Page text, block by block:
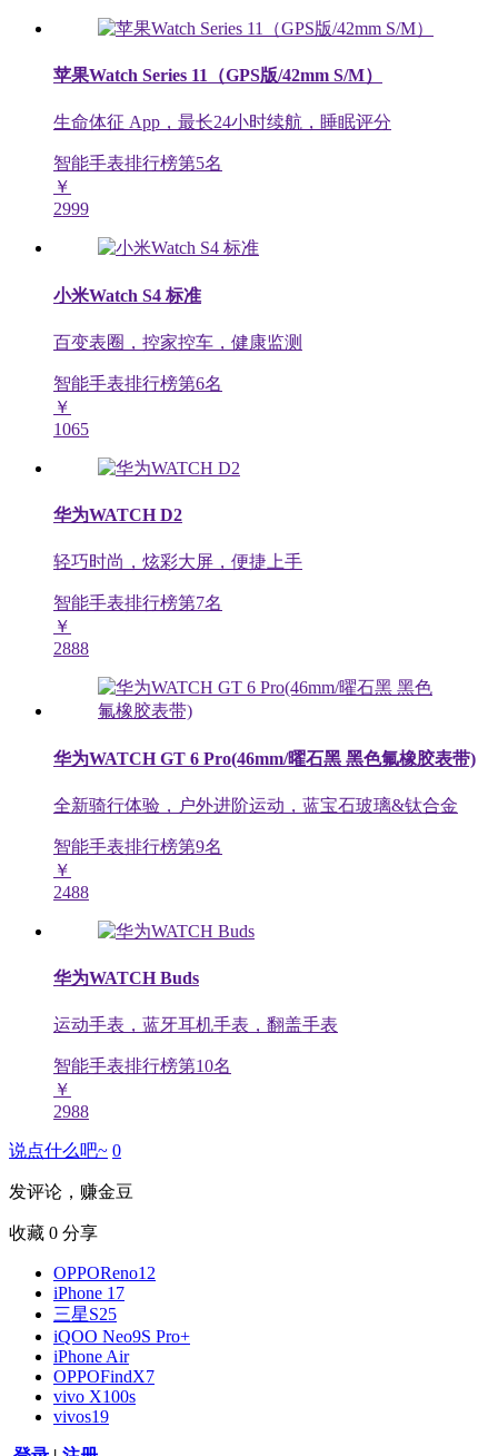
苹果Watch Series 11（GPS版/42mm S/M）
生命体征 App，最长24小时续航，睡眠评分
智能手表排行榜第5名
￥
2999
小米Watch S4 标准
百变表圈，控家控车，健康监测
智能手表排行榜第6名
￥
1065
华为WATCH D2
轻巧时尚，炫彩大屏，便捷上手
智能手表排行榜第7名
￥
2888
华为WATCH GT 6 Pro(46mm/曜石黑 黑色氟橡胶表带)
全新骑行体验，户外进阶运动，蓝宝石玻璃&钛合金
智能手表排行榜第9名
￥
2488
华为WATCH Buds
运动手表，蓝牙耳机手表，翻盖手表
智能手表排行榜第10名
￥
2988
说点什么吧~ 0
发评论，赚金豆
收藏 0 分享
OPPOReno12
iPhone 17
三星S25
iQOO Neo9S Pro+
iPhone Air
OPPOFindX7
vivo X100s
vivos19